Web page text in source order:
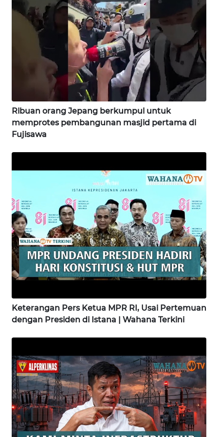
Ribuan orang Jepang berkumpul untuk
memprotes pembangunan masjid pertama di
Fujisawa
Keterangan Pers Ketua MPR RI, Usai Pertemuan
dengan Presiden di Istana | Wahana Terkini
WN
LAMPUNG
NUSANTARA
WN
JOGJA
WN
BALI
WN
KALBAR
WN
KALTENG
WN
KALTARA
KALSEL
WN
KALTIM
SULSEL